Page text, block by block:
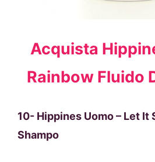
Acquista
Rainbow Fluido
10- Hippines Uomo – Let It
Shampo